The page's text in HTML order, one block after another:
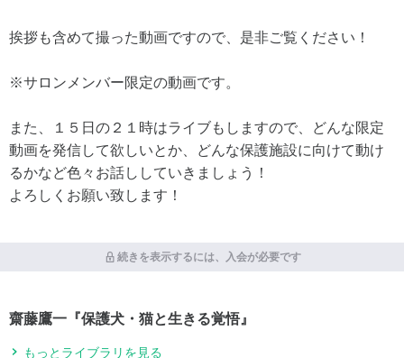
挨拶も含めて撮った動画ですので、是非ご覧ください！
※サロンメンバー限定の動画です。
また、１５日の２１時はライブもしますので、どんな限定
動画を発信して欲しいとか、どんな保護施設に向けて動け
るかなど色々お話ししていきましょう！
よろしくお願い致します！
続きを表示するには、入会が必要です
齋藤鷹一『保護犬・猫と生きる覚悟』
もっとライブラリを見る